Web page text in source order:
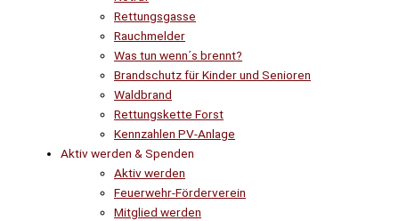
Rettungsgasse
Rauchmelder
Was tun wenn´s brennt?
Brandschutz für Kinder und Senioren
Waldbrand
Rettungskette Forst
Kennzahlen PV-Anlage
Aktiv werden & Spenden
Aktiv werden
Feuerwehr-Förderverein
Mitglied werden